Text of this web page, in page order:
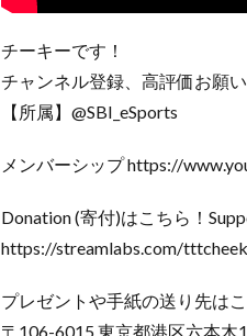
チーキーです！
チャンネル登録、高評価お願
【所属】@SBI_eSports
メンバーシップ https://
Donation (寄付)はこちら！
https://streamlabs.com/
プレゼントや手紙の送り先は
〒106-6015 東京都港区六本